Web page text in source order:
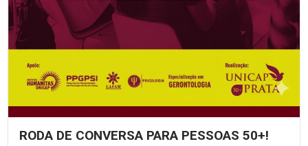
RODA DE CONVERSA PARA PESSOAS 50+!